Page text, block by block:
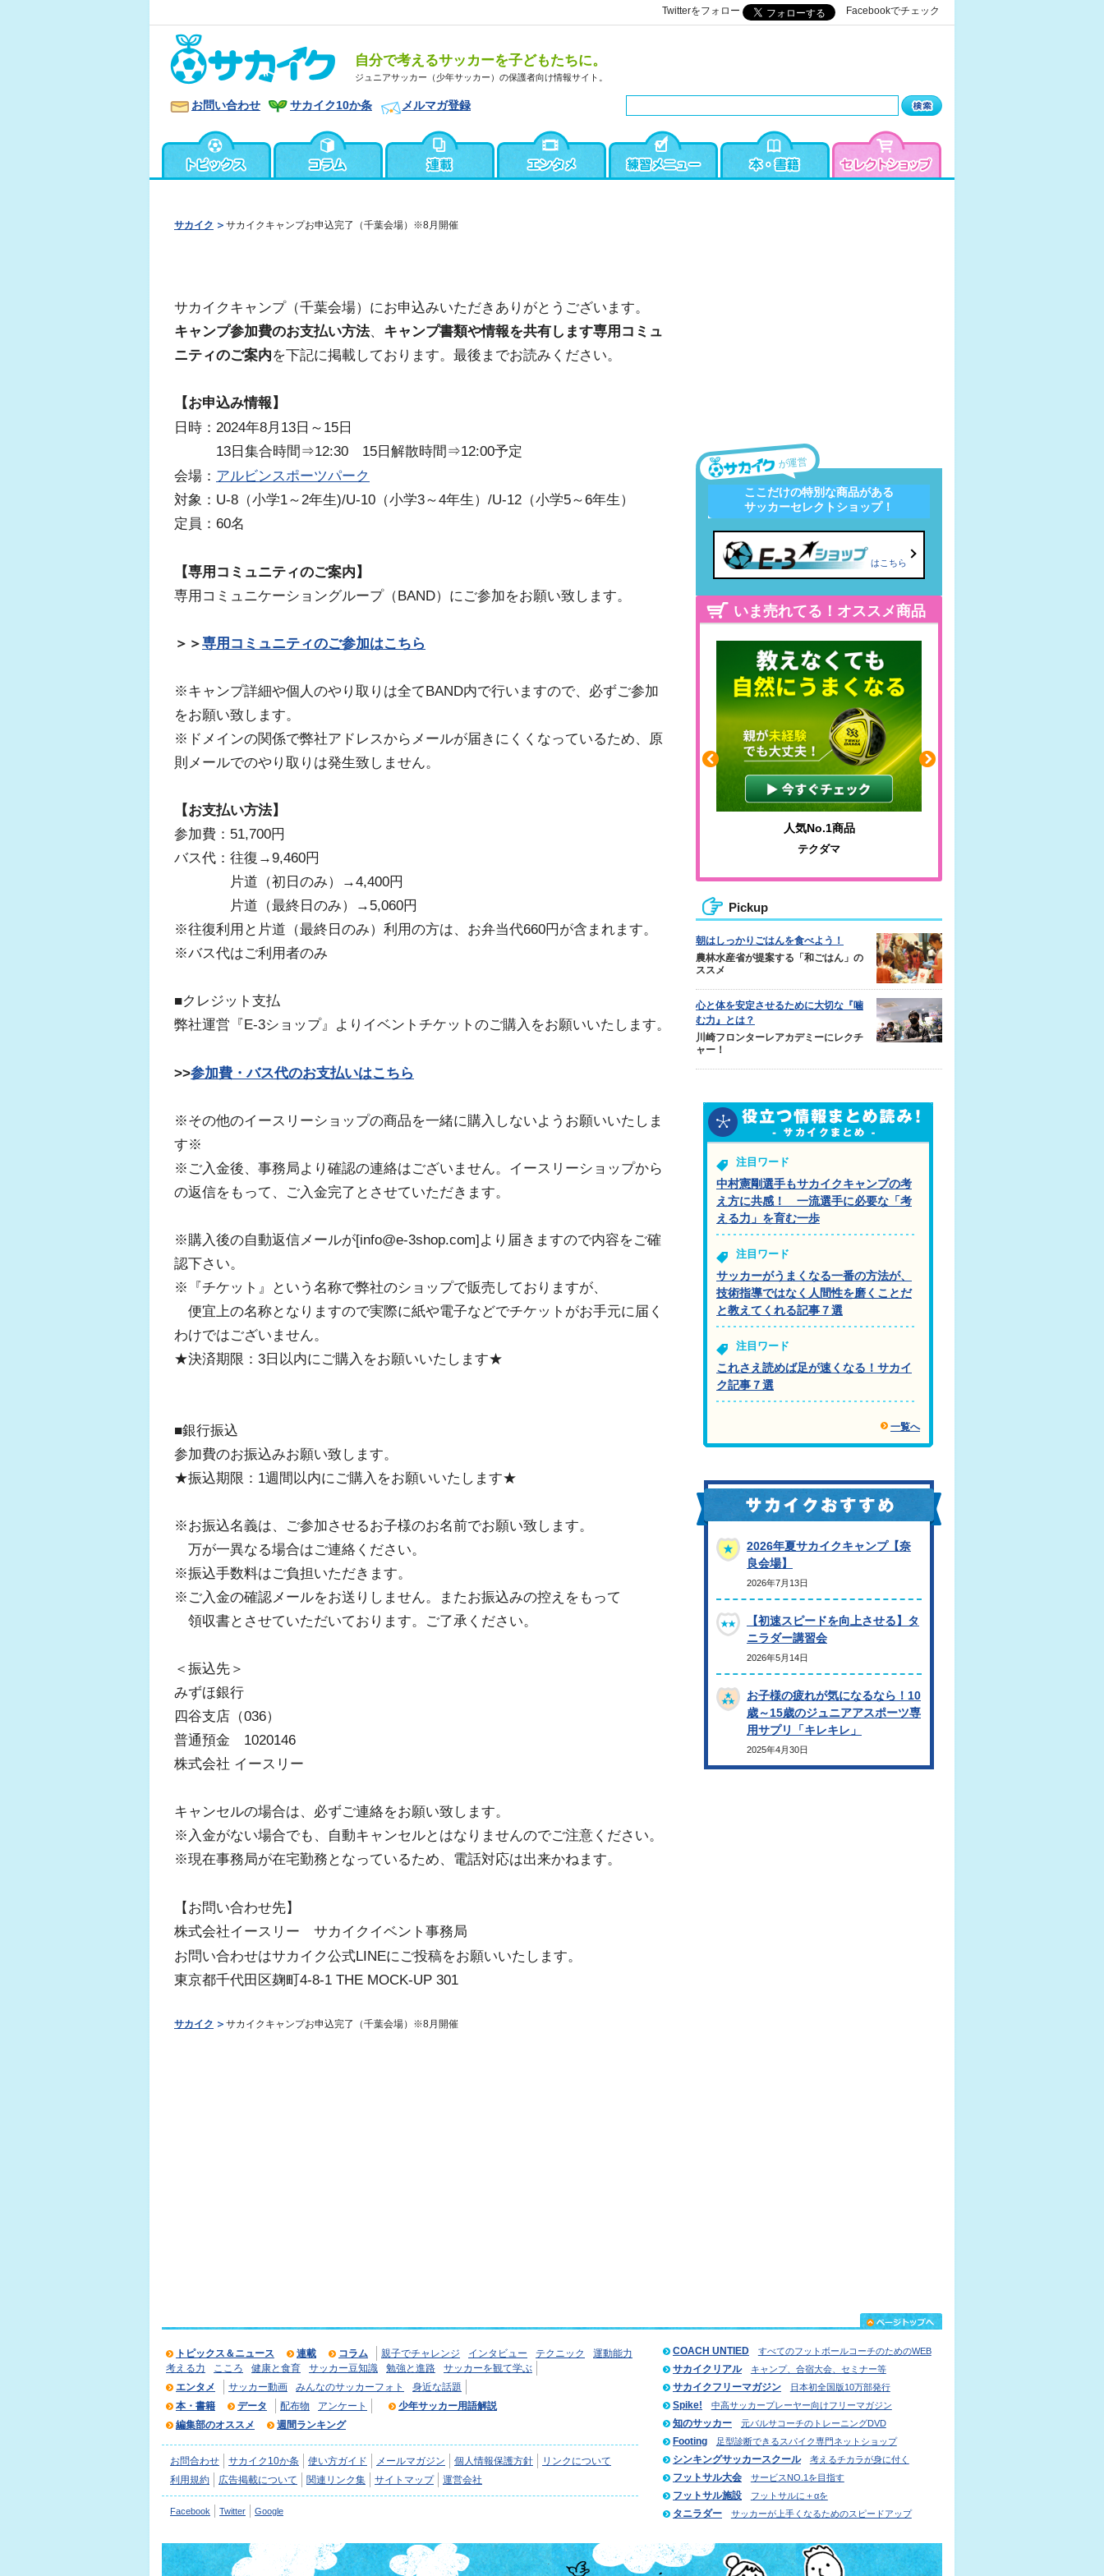
Twitterをフォロー Facebookでチェック
自分で考えるサッカーを子どもたちに。
ジュニアサッカー（少年サッカー）の保護者向け情報サイト。
お問い合わせ サカイク10か条 メルマガ登録
サカイク サカイクキャンプお申込完了（千葉会場）※8月開催
サカイクキャンプ（千葉会場）にお申込みいただきありがとうございます。
キャンプ参加費のお支払い方法、 キャンプ書類や情報を共有します専用コミュ
ニティのご案内を下記に掲載しております。最後までお読みください。
【お申込み情報】
日時：2024年8月13日～15日
13 日集合時間⇒12:30 15日解散時間⇒12:00予定
会場： アルビンスポーツパーク
対象：U-8（小学1～2年生)/U-10（小学3～4年生）/U-12（小学5～6年生）
定員：60名
【専用コミュニティのご案内】
専用コミュニケーショングループ（BAND）にご参加をお願い致します。
＞＞専用コミュニティのご参加はこちら
※キャンプ詳細や個人のやり取りは全てBAND内で行いますので、必ずご参加
をお願い致します。
※ドメインの関係で弊社アドレスからメールが届きにくくなっているため、原
則メールでのやり取りは発生致しません。
【お支払い方法】
参加費：51,700円
バス代：往復→9,460円
片道（初日のみ）→4,400円
片道（最終日のみ）→5,060円
※往復利用と片道（最終日のみ）利用の方は、お弁当代660円が含まれます。
※バス代はご利用者のみ
■クレジット支払
弊社運営『E-3ショップ』よりイベントチケットのご購入をお願いいたします。
>>参加費・バス代のお支払いはこちら
※その他のイースリーショップの商品を一緒に購入しないようお願いいたしま
す※
※ご入金後、事務局より確認の連絡はございません。イースリーショップから
の返信をもって、ご入金完了とさせていただきます。
※購入後の自動返信メールが[info@e-3shop.com]より届きますので内容をご確
認下さい。
※『チケット』という名称で弊社のショップで販売しておりますが、
便宜上の名称となりますので実際に紙や電子などでチケットがお手元に届く
わけではございません。
★決済期限：3日以内にご購入をお願いいたします★
■銀行振込
参加費のお振込みお願い致します。
★振込期限：1週間以内にご購入をお願いいたします★
※お振込名義は、ご参加させるお子様のお名前でお願い致します。
万が一異なる場合はご連絡ください。
※振込手数料はご負担いただきます。
※ご入金の確認メールをお送りしません。またお振込みの控えをもって
領収書とさせていただいております。ご了承ください。
＜振込先＞
みずほ銀行
四谷支店（036）
普通預金 1020146
株式会社 イースリー
キャンセルの場合は、必ずご連絡をお願い致します。
※入金がない場合でも、自動キャンセルとはなりませんのでご注意ください。
※現在事務局が在宅勤務となっているため、電話対応は出来かねます。
【お問い合わせ先】
株式会社イースリー サカイクイベント事務局
お問い合わせはサカイク公式LINEにご投稿をお願いいたします。
東京都千代田区麹町4-8-1 THE MOCK-UP 301
サカイク サカイクキャンプお申込完了（千葉会場）※8月開催
が運営
ここだけの特別な商品がある
サッカーセレクトショップ！
はこちら
いま売れてる！オススメ商品
人気No.1商品
テクダマ
Pickup
朝はしっかりごはんを食べよう！
農林水産省が提案する「和ごはん」の
ススメ
心と体を安定させるために大切な『噛
む力』とは？
川崎フロンターレアカデミーにレクチ
ャー！
注目ワード
中村憲剛選手もサカイクキャンプの考
え方に共感！ 一流選手に必要な「考
える力」を育む一歩
注目ワード
サッカーがうまくなる一番の方法が、
技術指導ではなく人間性を磨くことだ
と教えてくれる記事７選
注目ワード
これさえ読めば足が速くなる！サカイ
ク記事７選
一覧へ
2026年夏サカイクキャンプ【奈
良会場】
2026年7月13日
【初速スピードを向上させる】タ
ニラダー講習会
2026年5月14日
お子様の疲れが気になるなら！10
歳～15歳のジュニアアスポーツ専
用サプリ「キレキレ」
2025年4月30日
トピックス＆ニュース 連載 コラム 親子でチャレンジ インタビュー テクニック
運動能力
考える力
こころ 健康と食育 サッカー豆知識 勉強と進路
サッカーを観て学ぶ
エンタメ
サッカー動画 みんなのサッカーフォト
身近な話題
本・書籍
データ 配布物 アンケート
少年サッカー用語解説
編集部のオススメ
週間ランキング
お問合わせ サカイク10か条 使い方ガイド メールマガジン 個人情報保護方針
リンクについて
利用規約
広告掲載について 関連リンク集 サイトマップ 運営会社
Facebook Twitter Google
COACH UNTIED すべてのフットボールコーチのためのWEB
サカイクリアル キャンプ、合宿大会、セミナー等
サカイクフリーマガジン 日本初全国版10万部発行
Spike! 中高サッカープレーヤー向けフリーマガジン
知のサッカー 元バルサコーチのトレーニングDVD
Footing 足型診断できるスパイク専門ネットショップ
シンキングサッカースクール 考えるチカラが身に付く
フットサル大会 サービスNO.1を目指す
フットサル施設 フットサルに＋αを
タニラダー サッカーが上手くなるためのスピードアップ